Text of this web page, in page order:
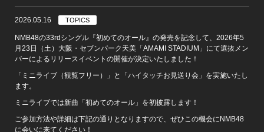
2026.05.16 TOPICS
NMB48の33rdシングル『初めてのオール』の発売を記念して、2026年5
月23日（土）大阪・セブンパーク天美「AMAMI STADIUM」にて選抜メン
バーによるリリースイベントの開催が決定いたしました！
「ミニライブ（観覧フリー）」と「ハイタッチお見送り会」を実施いたし
ます。
ミニライブでは新曲「初めてのオール」を初披露します！
ご参加方法や詳細は下記の通りとなりますので、ぜひこの機会にNMB48
に会いに来てください！